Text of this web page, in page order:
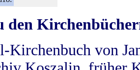
den
Kirchenbuch von